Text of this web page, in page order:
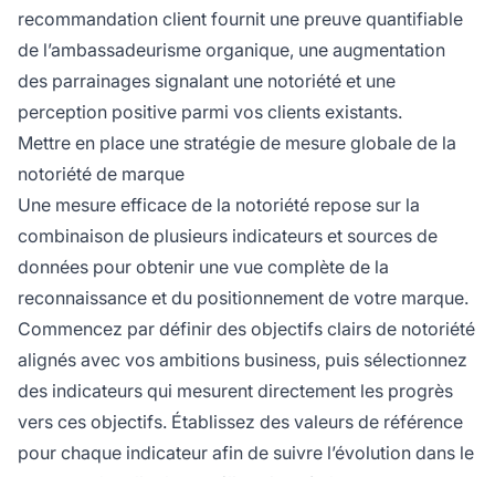
recommandation client fournit une preuve quantifiable
de l’ambassadeurisme organique, une augmentation
des parrainages signalant une notoriété et une
perception positive parmi vos clients existants.
Mettre en place une stratégie de mesure globale de la
notoriété de marque
Une mesure efficace de la notoriété repose sur la
combinaison de plusieurs indicateurs et sources de
données pour obtenir une vue complète de la
reconnaissance et du positionnement de votre marque.
Commencez par définir des objectifs clairs de notoriété
alignés avec vos ambitions business, puis sélectionnez
des indicateurs qui mesurent directement les progrès
vers ces objectifs. Établissez des valeurs de référence
pour chaque indicateur afin de suivre l’évolution dans le